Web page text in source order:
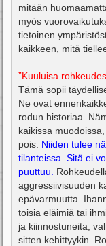
mitään
myös
tietoinen
kaikkeen, mitä
”Kuuluisa
Tämä sopii
Ne ovat
rodun historiaa.
kaikissa
pois. Niiden tulee
tilanteissa. Sitä ei
puuttuu.
aggressiivisuuden
epävarmuutta.
toisia eläimiä tai
ja kiinnostuneita,
sitten kehittyykin.